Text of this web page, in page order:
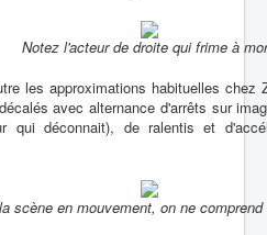
Notez l'acteur de droite qui frime à
les approximations habituelles chez
avec alternance d'arrêts sur
qui déconnait), de ralentis et
scène en mouvement, on ne